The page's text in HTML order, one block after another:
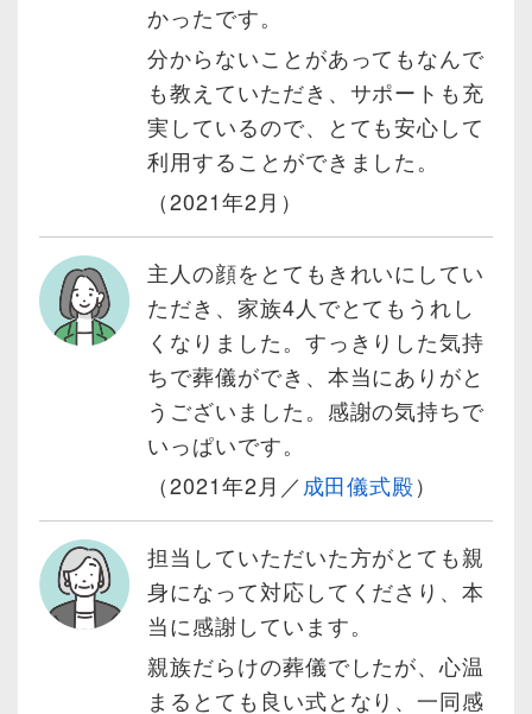
かったです。
分からないことがあってもなんで
も教えていただき、サポートも充
実しているので、とても安心して
利用することができました。
（2021年2月）
主人の顔をとてもきれいにしてい
ただき、家族4人でとてもうれし
くなりました。すっきりした気持
ちで葬儀ができ、本当にありがと
うございました。感謝の気持ちで
いっぱいです。
（2021年2月／ 成田儀式殿）
担当していただいた方がとても親
身になって対応してくださり、本
当に感謝しています。
親族だらけの葬儀でしたが、心温
まるとても良い式となり、一同感